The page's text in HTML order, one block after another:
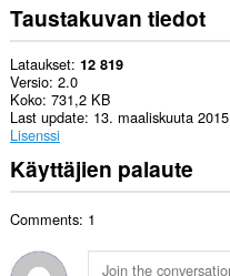
Taustakuvan tiedot
Lataukset 12 819
Versio 2.0
Koko 731,2 KB
Last update 13. maaliskuuta 2015
Lisenssi
Käyttäjien palaute
Comments: 1